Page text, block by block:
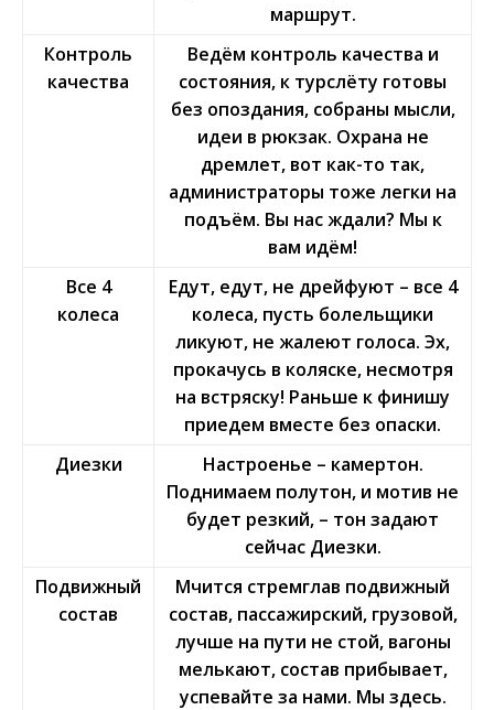
маршрут.
Контроль
качества
Ведём контроль качества и
состояния, к турслёту готовы
без опоздания, собраны мысли,
идеи в рюкзак. Охрана не
дремлет, вот как-то так,
администраторы тоже легки на
подъём. Вы нас ждали? Мы к
вам идём!
Все 4
колеса
Едут, едут, не дрейфуют – все 4
колеса, пусть болельщики
ликуют, не жалеют голоса. Эх,
прокачусь в коляске, несмотря
на встряску! Раньше к финишу
приедем вместе без опаски.
Диезки
Настроенье – камертон.
Поднимаем полутон, и мотив не
будет резкий, – тон задают
сейчас Диезки.
Подвижный
состав
Мчится стремглав подвижный
состав, пассажирский, грузовой,
лучше на пути не стой, вагоны
мелькают, состав прибывает,
успевайте за нами. Мы здесь.